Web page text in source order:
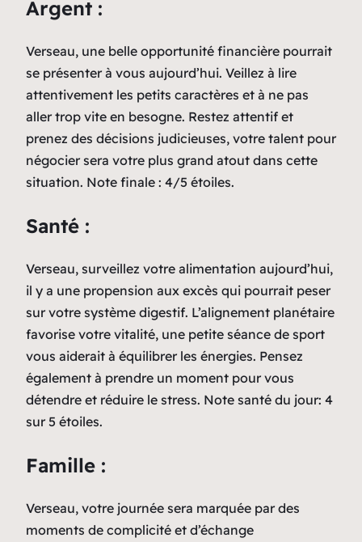
Argent :
Verseau, une belle opportunité financière pourrait
se présenter à vous aujourd’hui. Veillez à lire
attentivement les petits caractères et à ne pas
aller trop vite en besogne. Restez attentif et
prenez des décisions judicieuses, votre talent pour
négocier sera votre plus grand atout dans cette
situation. Note finale : 4/5 étoiles.
Santé :
Verseau, surveillez votre alimentation aujourd’hui,
il y a une propension aux excès qui pourrait peser
sur votre système digestif. L’alignement planétaire
favorise votre vitalité, une petite séance de sport
vous aiderait à équilibrer les énergies. Pensez
également à prendre un moment pour vous
détendre et réduire le stress. Note santé du jour: 4
sur 5 étoiles.
Famille :
Verseau, votre journée sera marquée par des
moments de complicité et d’échange